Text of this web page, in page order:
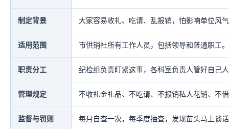
制定背景 大家容易收礼、吃请、乱报销，怕影响单位风
适用范围 市供销社所有工作人员，包括领导和普通职工。
职责分工 纪检组负责盯紧这事，各科室负责人管好自己
管理规定 不收礼金礼品、不吃请、不报销私人花销、不
监督与罚则 每月自查一次，每季度抽查，发现苗头马上谈